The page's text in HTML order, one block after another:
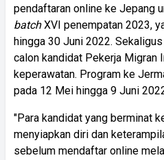
pendaftaran online ke Jepang
batchXVI penempatan 2023,
hingga 30 Juni 2022.
calon kandidat Pekerja Migran
keperawatan. Program ke
pada 12 Mei hingga 9 Juni
"Para kandidat yang berminat
menyiapkan diri dan
sebelum mendaftar online